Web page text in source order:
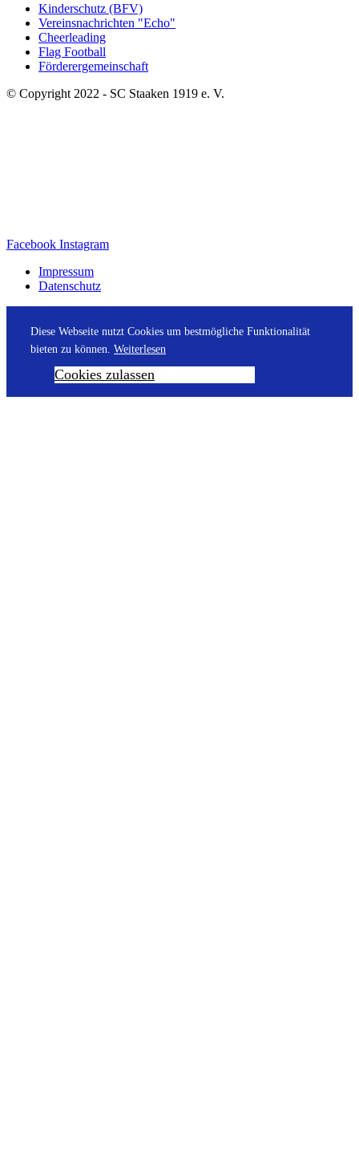
Kinderschutz (BFV)
Vereinsnachrichten "Echo"
Cheerleading
Flag Football
Förderergemeinschaft
© Copyright 2022 - SC Staaken 1919 e. V.
Facebook Instagram
Impressum
Datenschutz
Diese Webseite nutzt Cookies um bestmögliche Funktionalität
bieten zu können. Weiterlesen
Cookies zulassen